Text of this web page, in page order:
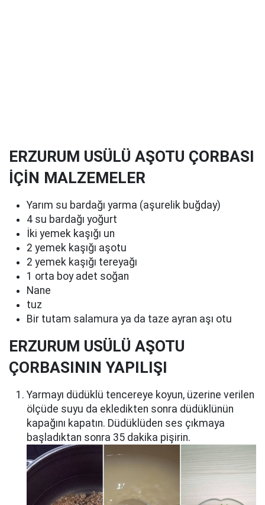
ERZURUM USÜLÜ AŞOTU ÇORBASI
İÇİN MALZEMELER
Yarım su bardağı yarma (aşurelik buğday)
4 su bardağı yoğurt
İki yemek kaşığı un
2 yemek kaşığı aşotu
2 yemek kaşığı tereyağı
1 orta boy adet soğan
Nane
tuz
Bir tutam salamura ya da taze ayran aşı otu
ERZURUM USÜLÜ AŞOTU
ÇORBASININ YAPILIŞI
Yarmayı düdüklü tencereye koyun, üzerine verilen
ölçüde suyu da ekledikten sonra düdüklünün
kapağını kapatın. Düdüklüden ses çıkmaya
başladıktan sonra 35 dakika pişirin.